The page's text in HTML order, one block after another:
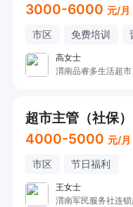
3000-6000 元/月
市区 免费培训
高女士
渭南品睿多生活超市
超市主管（社保）
4000-5000 元/月
市区 节日福利
王女士
渭南军民服务社连